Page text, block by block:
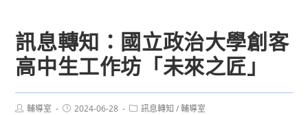
訊息轉知：國立政治大學創客
高中生工作坊「未來之匠」
Post輔導室
Post2024-06-28
Post訊息轉知 / 輔導室